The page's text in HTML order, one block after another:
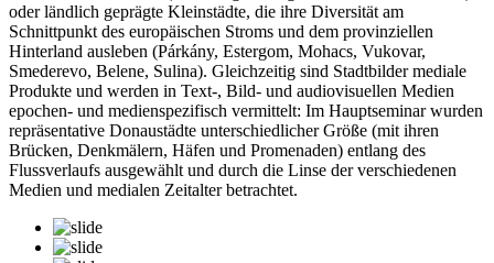
oder ländlich geprägte Kleinstädte, die ihre Diversität am
Schnittpunkt des europäischen Stroms und dem provinziellen
Hinterland ausleben (Párkány, Estergom, Mohacs, Vukovar,
Smederevo, Belene, Sulina). Gleichzeitig sind Stadtbilder mediale
Produkte und werden in Text-, Bild- und audiovisuellen Medien
epochen- und medienspezifisch vermittelt: Im Hauptseminar wurden
repräsentative Donaustädte unterschiedlicher Größe (mit ihren
Brücken, Denkmälern, Häfen und Promenaden) entlang des
Flussverlaufs ausgewählt und durch die Linse der verschiedenen
Medien und medialen Zeitalter betrachtet.